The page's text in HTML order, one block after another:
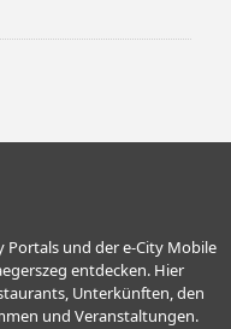
Portals und der e-City Mobile
entdecken. Hier
Unterkünften, den
und Veranstaltungen.